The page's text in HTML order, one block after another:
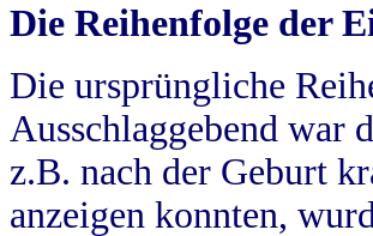
Die Reihenfolge der
Die ursprüngliche
Ausschlaggebend war
z.B. nach der Geburt
anzeigen konnten,